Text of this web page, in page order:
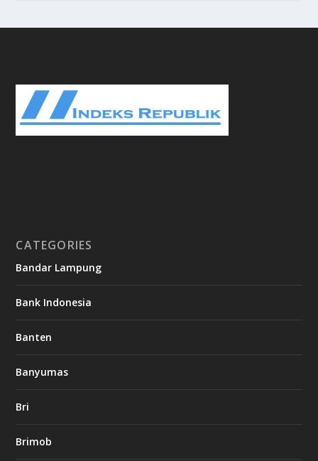
CATEGORIES
Bandar Lampung
Bank Indonesia
Banten
Banyumas
Bri
Brimob